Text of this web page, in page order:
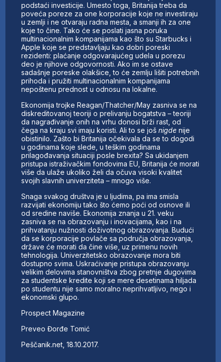
podstaći investicije. Umesto toga, Britanija treba da
poveća poreze za one korporacije koje ne investiraju
u zemlji i ne otvaraju radna mesta, a smanji ih za one
koje to čine. Tako će se poslati jasna poruka
multinacionalnim kompanijama kao što su Starbucks i
Apple koje se predstavljaju kao dobri poreski
rezidenti: plaćanje odgovarajućeg udela u porezu
deo je njihove odgovornosti. Ako im se ostave
sadašnje poreske olakšice, to će zemlju lišiti potrebnih
prihoda i pružiti multinacionalnim kompanijama
nepoštenu prednost u odnosu na lokalne.
Ekonomija trojke Reagan/Thatcher/May zasniva se na
diskreditovanoj teoriji o prelivanju bogatstva – teoriji
da nagrađivanje onih na vrhu donosi brži rast, od
čega na kraju svi imaju koristi. Ali to se jošnigdenije
obistinilo. Zašto bi Britanija očekivala da se to dogodi
u godinama koje slede, u teškim godinama
prilagođavanja situaciji posle brexita? Sa ukidanjem
pristupa istraživačkim fondovima EU, Britanija će morati
više da ulaže ukoliko želi da očuva visoki kvalitet
svojih slavnih univerziteta – mnogo više.
Snaga svakog društva je u ljudima, pa ima smisla
razvijati ekonomiju tako što ćemo poći od osnove ili
od sredine naviše. Ekonomija znanja u 21. veku
zasniva se na obrazovanju i inovacijama, kao i na
prihvatanju nužnosti doživotnog obrazovanja. Budući
da se korporacije povlače sa područja obrazovanja,
države će morati da čine više, uz primenu novih
tehnologija. Univerzitetsko obrazovanje mora biti
dostupno svima. Uskraćivanje pristupa obrazovanju
velikim delovima stanovništva zbog pretnje dugovima
za studentske kredite koji se mere desetinama hiljada
po studentu nije samo moralno neprihvatljivo, nego i
ekonomski glupo.
Prospect Magazine
Preveo Đorđe Tomić
Peščanik.net, 18.10.2017.